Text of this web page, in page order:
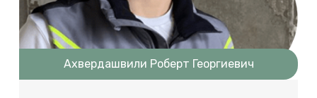
Ахвердашвили Роберт Георгиевич